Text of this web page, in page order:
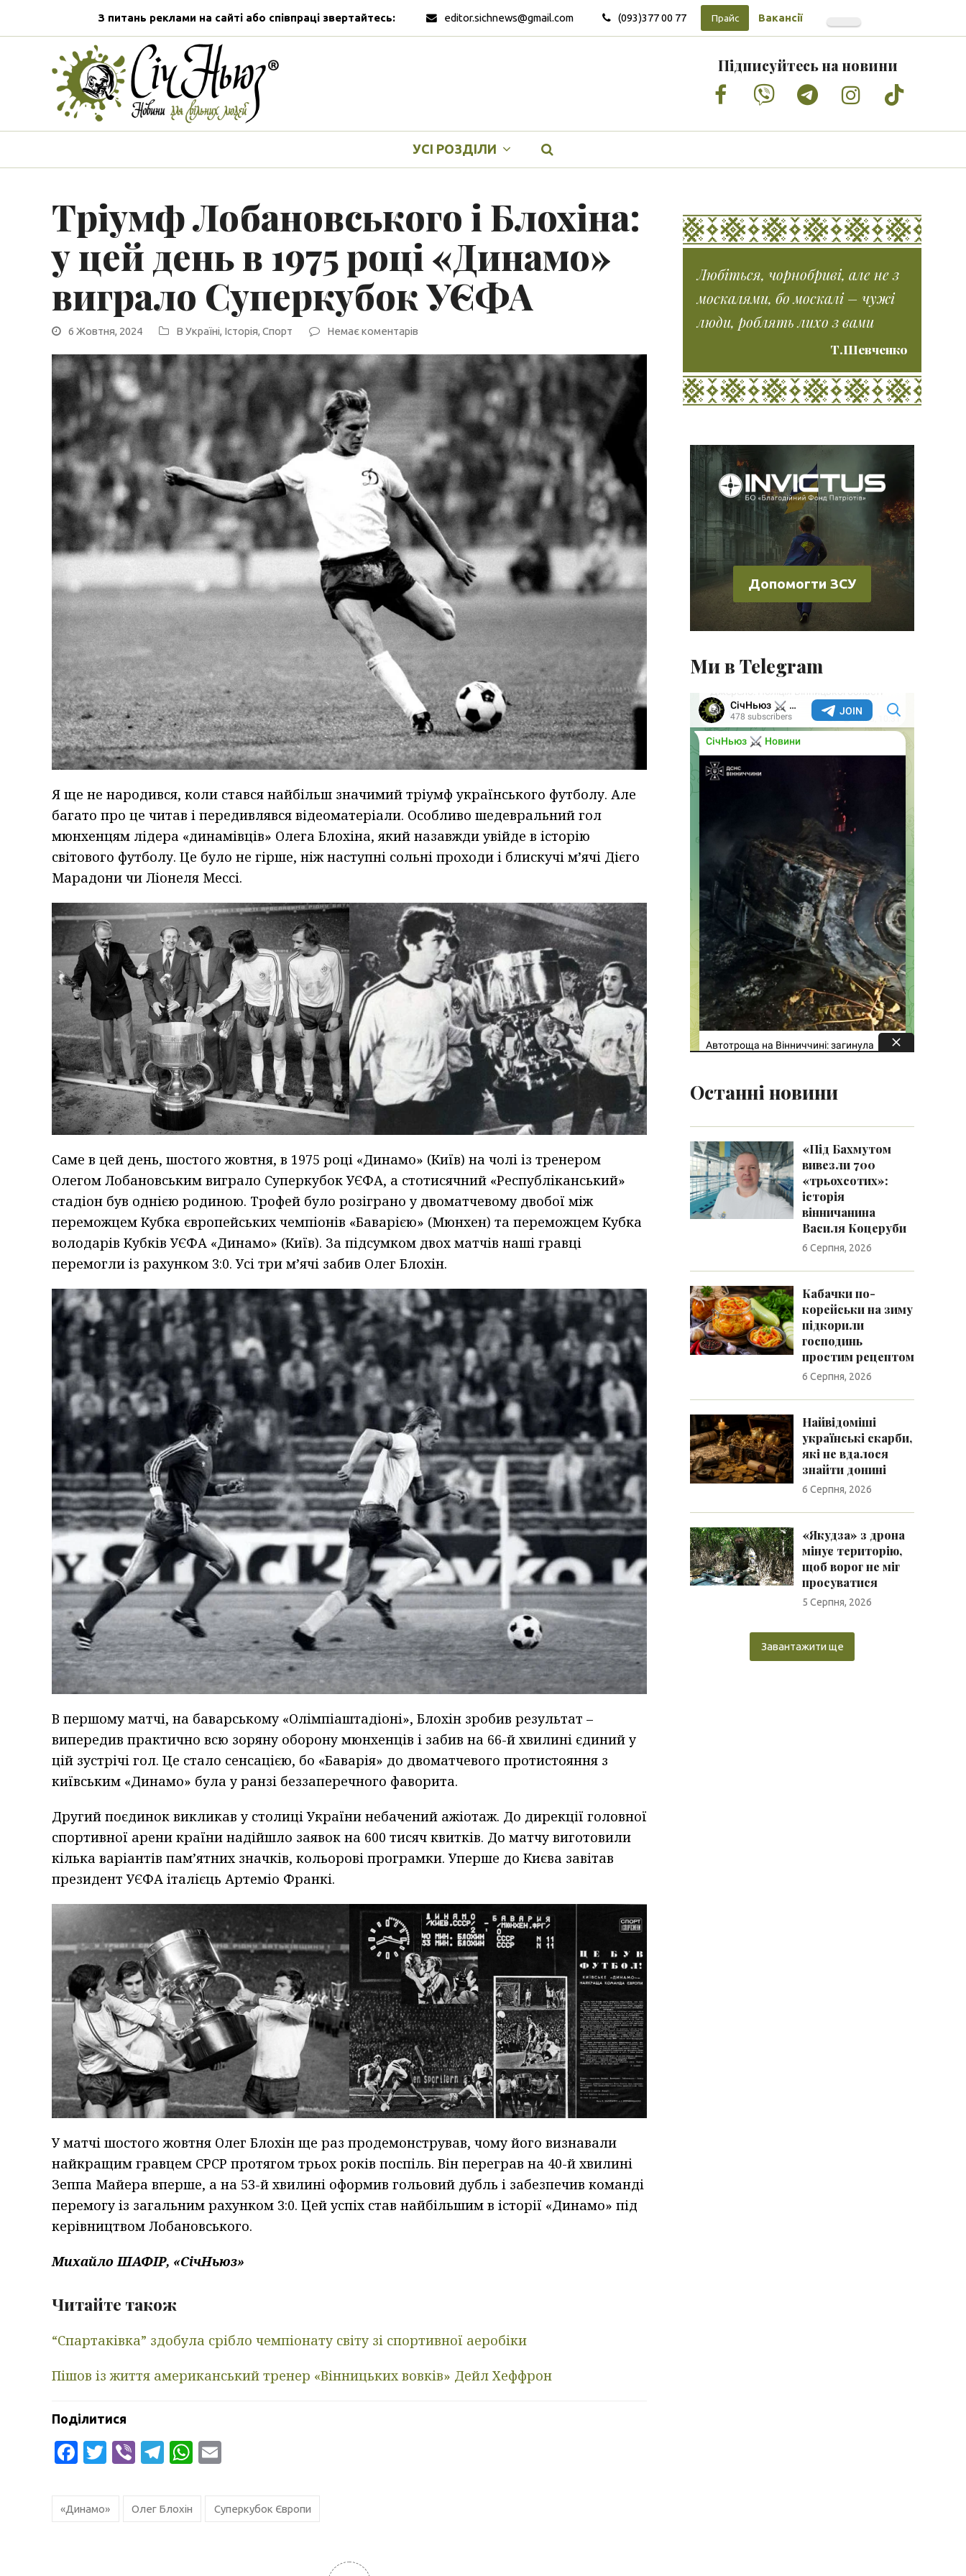
З питань реклами на сайті або співпраці звертайтесь: editor.sichnews@gmail.com (093)377 00 77 Прайс Вакансії
Підписуйтесь на новини
Facebook
VimeoTumblrInstagram
Tiktok
УСІ РОЗДІЛИ
Тріумф Лобановського і Блохіна:
у цей день в 1975 році «Динамо»
виграло Суперкубок УЄФА
6 Жовтня, 2024 В Україні, Історія, Спорт Немає коментарів
Я ще не народився, коли стався найбільш значимий тріумф українського футболу. Але
багато про це читав і передивлявся відеоматеріали. Особливо шедевральний гол
мюнхенцям лідера «динамівців» Олега Блохіна, який назавжди увійде в історію
світового футболу. Це було не гірше, ніж наступні сольні проходи і блискучі м’ячі Дієго
Марадони чи Ліонеля Мессі.
Саме в цей день, шостого жовтня, в 1975 році «Динамо» (Київ) на чолі із тренером
Олегом Лобановським виграло Суперкубок УЄФА, а стотисячний «Республіканський»
стадіон був однією родиною. Трофей було розіграно у двоматчевому двобої між
переможцем Кубка європейських чемпіонів «Баварією» (Мюнхен) та переможцем Кубка
володарів Кубків УЄФА «Динамо» (Київ). За підсумком двох матчів наші гравці
перемогли із рахунком 3:0. Усі три м’ячі забив Олег Блохін.
В першому матчі, на баварському «Олімпіаштадіоні», Блохін зробив результат –
випередив практично всю зоряну оборону мюнхенців і забив на 66-й хвилині єдиний у
цій зустрічі гол. Це стало сенсацією, бо «Баварія» до двоматчевого протистояння з
київським «Динамо» була у ранзі беззаперечного фаворита.
Другий поєдинок викликав у столиці України небачений ажіотаж. До дирекції головної
спортивної арени країни надійшло заявок на 600 тисяч квитків. До матчу виготовили
кілька варіантів пам’ятних значків, кольорові програмки. Уперше до Києва завітав
президент УЄФА італієць Артеміо Франкі.
У матчі шостого жовтня Олег Блохін ще раз продемонстрував, чому його визнавали
найкращим гравцем СРСР протягом трьох років поспіль. Він переграв на 40-й хвилині
Зеппа Майера вперше, а на 53-й хвилині оформив гольовий дубль і забезпечив команді
перемогу із загальним рахунком 3:0. Цей успіх став найбільшим в історії «Динамо» під
керівництвом Лобановського.
Михайло ШАФІР, «СічНьюз»
Читайте також
“Спартаківка” здобула срібло чемпіонату світу зі спортивної аеробіки
Пішов із життя американський тренер «Вінницьких вовків» Дейл Хеффрон
Поділитися
Facebook
Twitter
ViberTelegram
WhatsApp
«Динамо» Олег Блохін Суперкубок Європи
Любіться, чорнобриві, але не з
москалями, бо москалі – чужі
люди, роблять лихо з вами
Т.Шевченко
Допомогти ЗСУ
Ми в Telegram
Останні новини
«Під Бахмутом
вивезли 700
«трьохсотих»:
історія
вінничанина
Василя Коцеруби
6 Серпня, 2026
Кабачки по-
корейськи на зиму
підкорили
господинь
простим рецептом
6 Серпня, 2026
Найвідоміші
українські скарби,
які не вдалося
знайти донині
6 Серпня, 2026
«Якудза» з дрона
мінує територію,
щоб ворог не міг
просуватися
5 Серпня, 2026
Завантажити ще